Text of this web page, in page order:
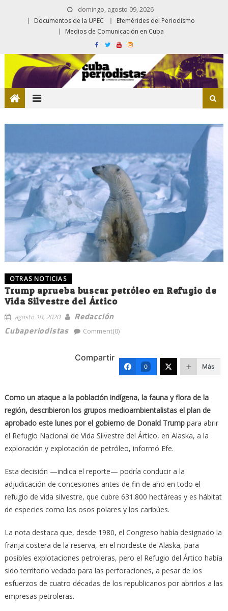
domingo, agosto 09, 2026
Documentos de la UPEC
Efemérides del Periodismo
Medios de Comunicación en Cuba
OTRAS NOTICIAS
Trump aprueba buscar petróleo en Refugio de
Vida Silvestre del Ártico
agosto 18, 2020
Redacción
Cubaperiodistas
Comment(0)
Compartir
0 Más
Como un ataque a la población indígena, la fauna y flora de la
región, describieron los grupos medioambientalistas el plan de
aprobado este lunes por el gobierno de Donald Trumppara abrir
el Refugio Nacional de Vida Silvestre del Ártico, en Alaska, a la
exploración y explotación de petróleo, informó Efe.
Esta decisión —indica el reporte— podría conducir a la
adjudicación de concesiones antes de fin de año en todo el
refugio de vida silvestre, que cubre 631.800 hectáreas y es hábitat
de especies como los osos polares y los caribúes.
La nota destaca que, desde 1980, el Congreso había designado la
franja costera de la reserva, en el nordeste de Alaska, para
posibles explotaciones petroleras, pero el Refugio del Ártico había
sido territorio vedado para las perforaciones, a pesar de los
esfuerzos de cuatro décadas de los republicanos por abrirlos a las
empresas petroleras.